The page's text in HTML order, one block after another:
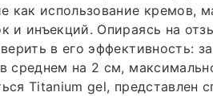
как использование кремов,
и инъекций. Опираясь на
в его эффективность:
среднем на 2 см,
Titanium gel, представлен